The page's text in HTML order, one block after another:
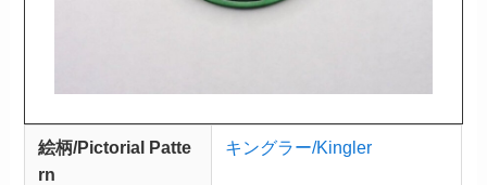
絵柄/Pictorial Patte
rn
キングラー/Kingler